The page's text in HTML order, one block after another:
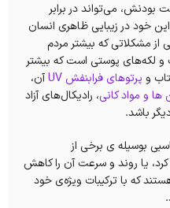
می‌تواند در برابر
خود در زیبایی ظاهری انسان
از مشکلاتی که بیشتر مردم
و لکه‌های پوستی است که بیشتر
و پرتوهای فرابنفش UV
آن،
ها و مواد کانی، رادیکال‌های آزاد
باشد.
بوسیله ی برخی از
کرد، یا روند و سرعت آن را کاهش
که با ترکیبات ویژه‌ی خود